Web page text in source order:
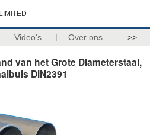
Video's Over ons >>
van het Grote Diameterstaal,
DIN2391